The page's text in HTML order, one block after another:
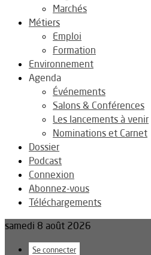
Marchés
Métiers
Emploi
Formation
Environnement
Agenda
Événements
Salons & Conférences
Les lancements à venir
Nominations et Carnet
Dossier
Podcast
Connexion
Abonnez-vous
Téléchargements
samedi 8 août 2026
Se connecter